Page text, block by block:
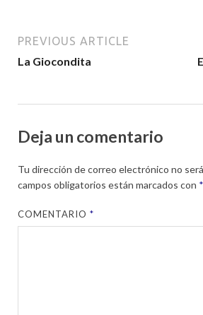
PREVIOUS ARTICLE
La Giocondita
Deja un comentario
Tu dirección de correo electrónico no
campos obligatorios están marcados con *
COMENTARIO*